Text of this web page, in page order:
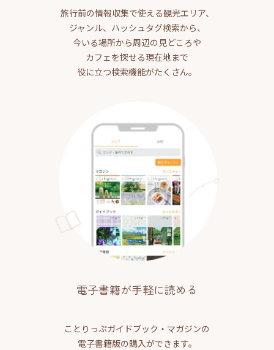
旅行前の情報収集で使える観光エリア、
ジャンル、ハッシュタグ検索から、
今いる場所から周辺の見どころや
カフェを探せる現在地まで
役に立つ検索機能がたくさん。
電子書籍が手軽に読める
ことりっぷガイドブック・マガジンの
電子書籍版の購入ができます。